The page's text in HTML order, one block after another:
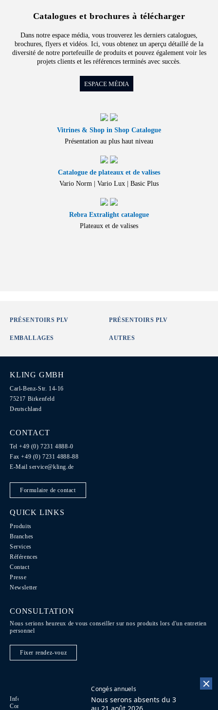
Catalogues et brochures à télécharger
Dans notre espace média, vous trouverez les derniers catalogues,
brochures, flyers et vidéos. Ici, vous obtenez un aperçu détaillé de la
diversité de notre portefeuille de produits et pouvez également voir les
projets clients et les références terminés avec succès.
ESPACE MÉDIA
Vitrines & Shop in Shop Catalogue
Présentation au plus haut niveau
Catalogue de plateaux et de valises
Vario Norm | Vario Lux | Basic Plus
Rebra Extralight catalogue
Plateaux et de valises
Congés annuels
Nous serons absents du 3
PRÉSENTOIRS PLV PRÉSENTOIRS PLV
EMBALLAGES AUTRES
KLING GMBH
Carl-Benz-Str. 14-16
75217 Birkenfeld
Deutschland
CONTACT
Tel +49 (0) 7231 4888-0
Fax +49 (0) 7231 4888-88
E-Mailservice@kling.de
Formulaire de contact
QUICK LINKS
Produits
Branches
Services
Références
Contact
Presse
Newsletter
CONSULTATION
Nous serions heureux de vous conseiller sur nos produits lors d'un entretien
personnel
Fixer rendez-vouz
Informations légales
Code de conduite
Conditions Juridiques
Contact